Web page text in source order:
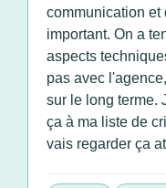
communication et
important. On a
aspects
pas avec
sur le long terme.
ça à ma liste de
vais regarder ça